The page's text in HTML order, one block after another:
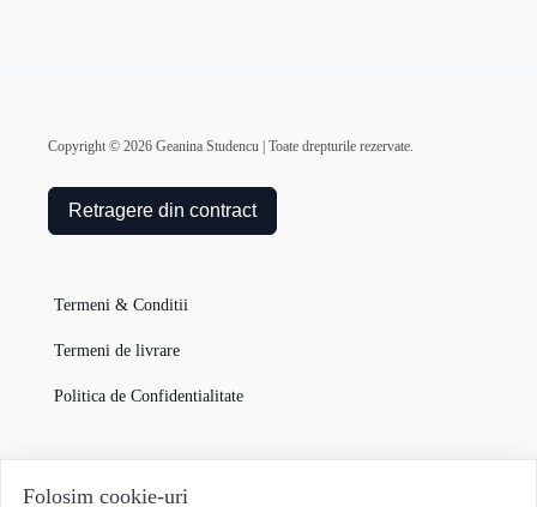
Copyright © 2026 Geanina Studencu | Toate drepturile rezervate.
Retragere din contract
Termeni & Conditii
Termeni de livrare
Politica de Confidentialitate
Garanția Produselor
Folosim cookie-uri